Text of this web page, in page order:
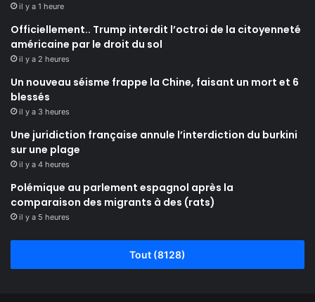
il y a 1 heure
Officiellement.. Trump interdit l’octroi de la citoyenneté
américaine par le droit du sol
il y a 2 heures
Un nouveau séisme frappe la Chine, faisant un mort et 6
blessés
il y a 3 heures
Une juridiction française annule l’interdiction du burkini
sur une plage
il y a 4 heures
Polémique au parlement espagnol après la
comparaison des migrants à des (rats)
il y a 5 heures
Tout (8128)